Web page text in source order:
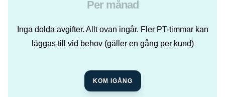
Per månad
Inga dolda avgifter. Allt ovan ingår. Fler PT-timmar kan
läggas till vid behov (gäller en gång per kund)
KOM IGÅNG